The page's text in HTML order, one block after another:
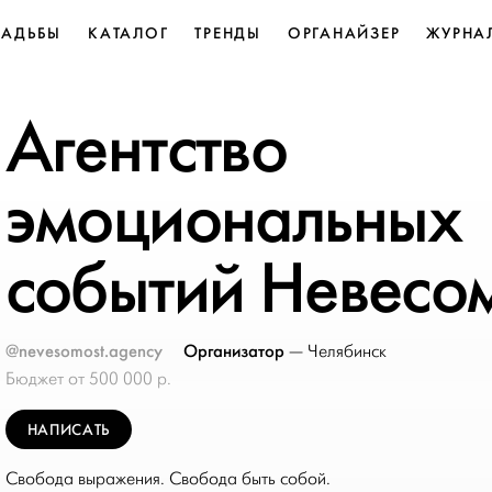
КАТАЛОГ ТРЕНДЫ ОРГАНАЙЗЕР
Агентство
эмоциональных
событий
@nevesomost.agency Организатор — Челябинск
Бюджет от 500 000 р.
НАПИСАТЬ
Свобода выражения. Свобода быть собой.